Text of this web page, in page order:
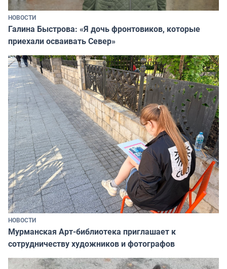
НОВОСТИ
Галина Быстрова: «Я дочь фронтовиков, которые
приехали осваивать Север»
НОВОСТИ
Мурманская Арт-библиотека приглашает к
сотрудничеству художников и фотографов